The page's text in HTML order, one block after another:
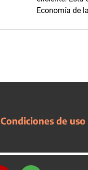
Economía de
Condiciones de uso